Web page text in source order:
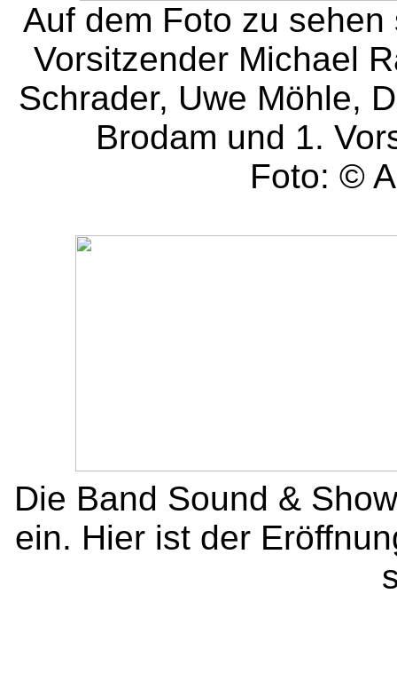
Auf dem Foto zu
Vorsitzender Michael
Schrader, Uwe Möhle,
Brodam und 1.
Foto: ©
Die Band Sound &
ein. Hier ist der